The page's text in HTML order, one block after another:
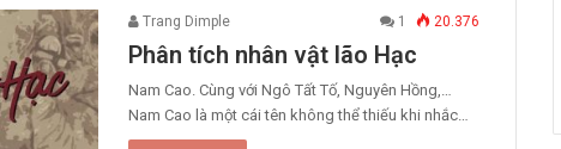
Trang Dimple 1 20.376
Phân tích nhân vật lão Hạc
Nam Cao. Cùng với Ngô Tất Tố, Nguyên Hồng,…
Nam Cao là một cái tên không thể thiếu khi nhắc…